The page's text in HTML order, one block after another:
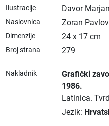
Ilustracije Davor
Naslovnica Zoran
Dimenzije 24 x 17 cm
Broj strana 279
Nakladnik Grafički
1986.
Latinica.
Jezik: